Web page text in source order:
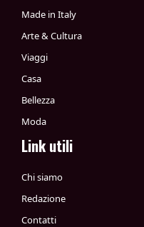
Made in Italy
Arte & Cultura
Viaggi
Casa
Bellezza
Moda
Link utili
Chi siamo
Redazione
Contatti